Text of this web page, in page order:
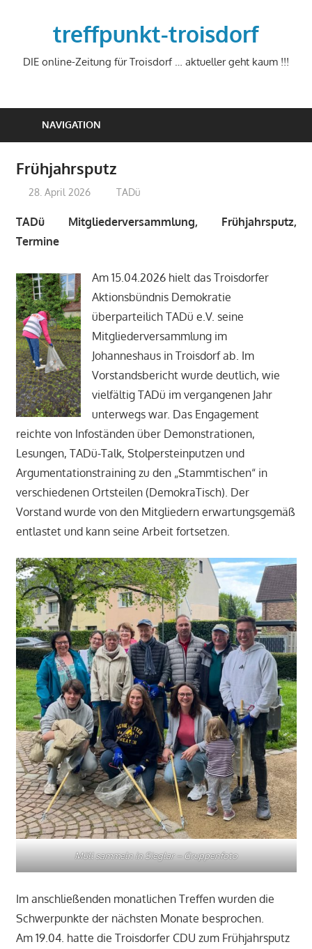
treffpunkt-troisdorf
DIE online-Zeitung für Troisdorf … aktueller geht kaum !!!
NAVIGATION
Frühjahrsputz
28. April 2026 treffpunkt
TADü
TADü Mitgliederversammlung, Frühjahrsputz,
Termine
Am 15.04.2026 hielt das Troisdorfer
Aktionsbündnis Demokratie
überparteilich TADü e.V. seine
Mitgliederversammlung im
Johanneshaus in Troisdorf ab. Im
Vorstandsbericht wurde deutlich, wie
vielfältig TADü im vergangenen Jahr
unterwegs war. Das Engagement
reichte von Infoständen über Demonstrationen,
Lesungen, TADü-Talk, Stolpersteinputzen und
Argumentationstraining zu den „Stammtischen“ in
verschiedenen Ortsteilen (DemokraTisch). Der
Vorstand wurde von den Mitgliedern erwartungsgemäß
entlastet und kann seine Arbeit fortsetzen.
Müll sammeln in Sieglar – Gruppenfoto
Im anschließenden monatlichen Treffen wurden die
Schwerpunkte der nächsten Monate besprochen.
Am 19.04. hatte die Troisdorfer CDU zum Frühjahrsputz